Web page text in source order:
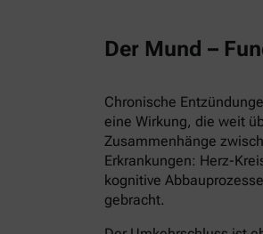
Der Mund –
Chronische
eine Wirkung, die weit
Zusammenhänge
Erkrankungen: Herz-
kognitive
gebracht.